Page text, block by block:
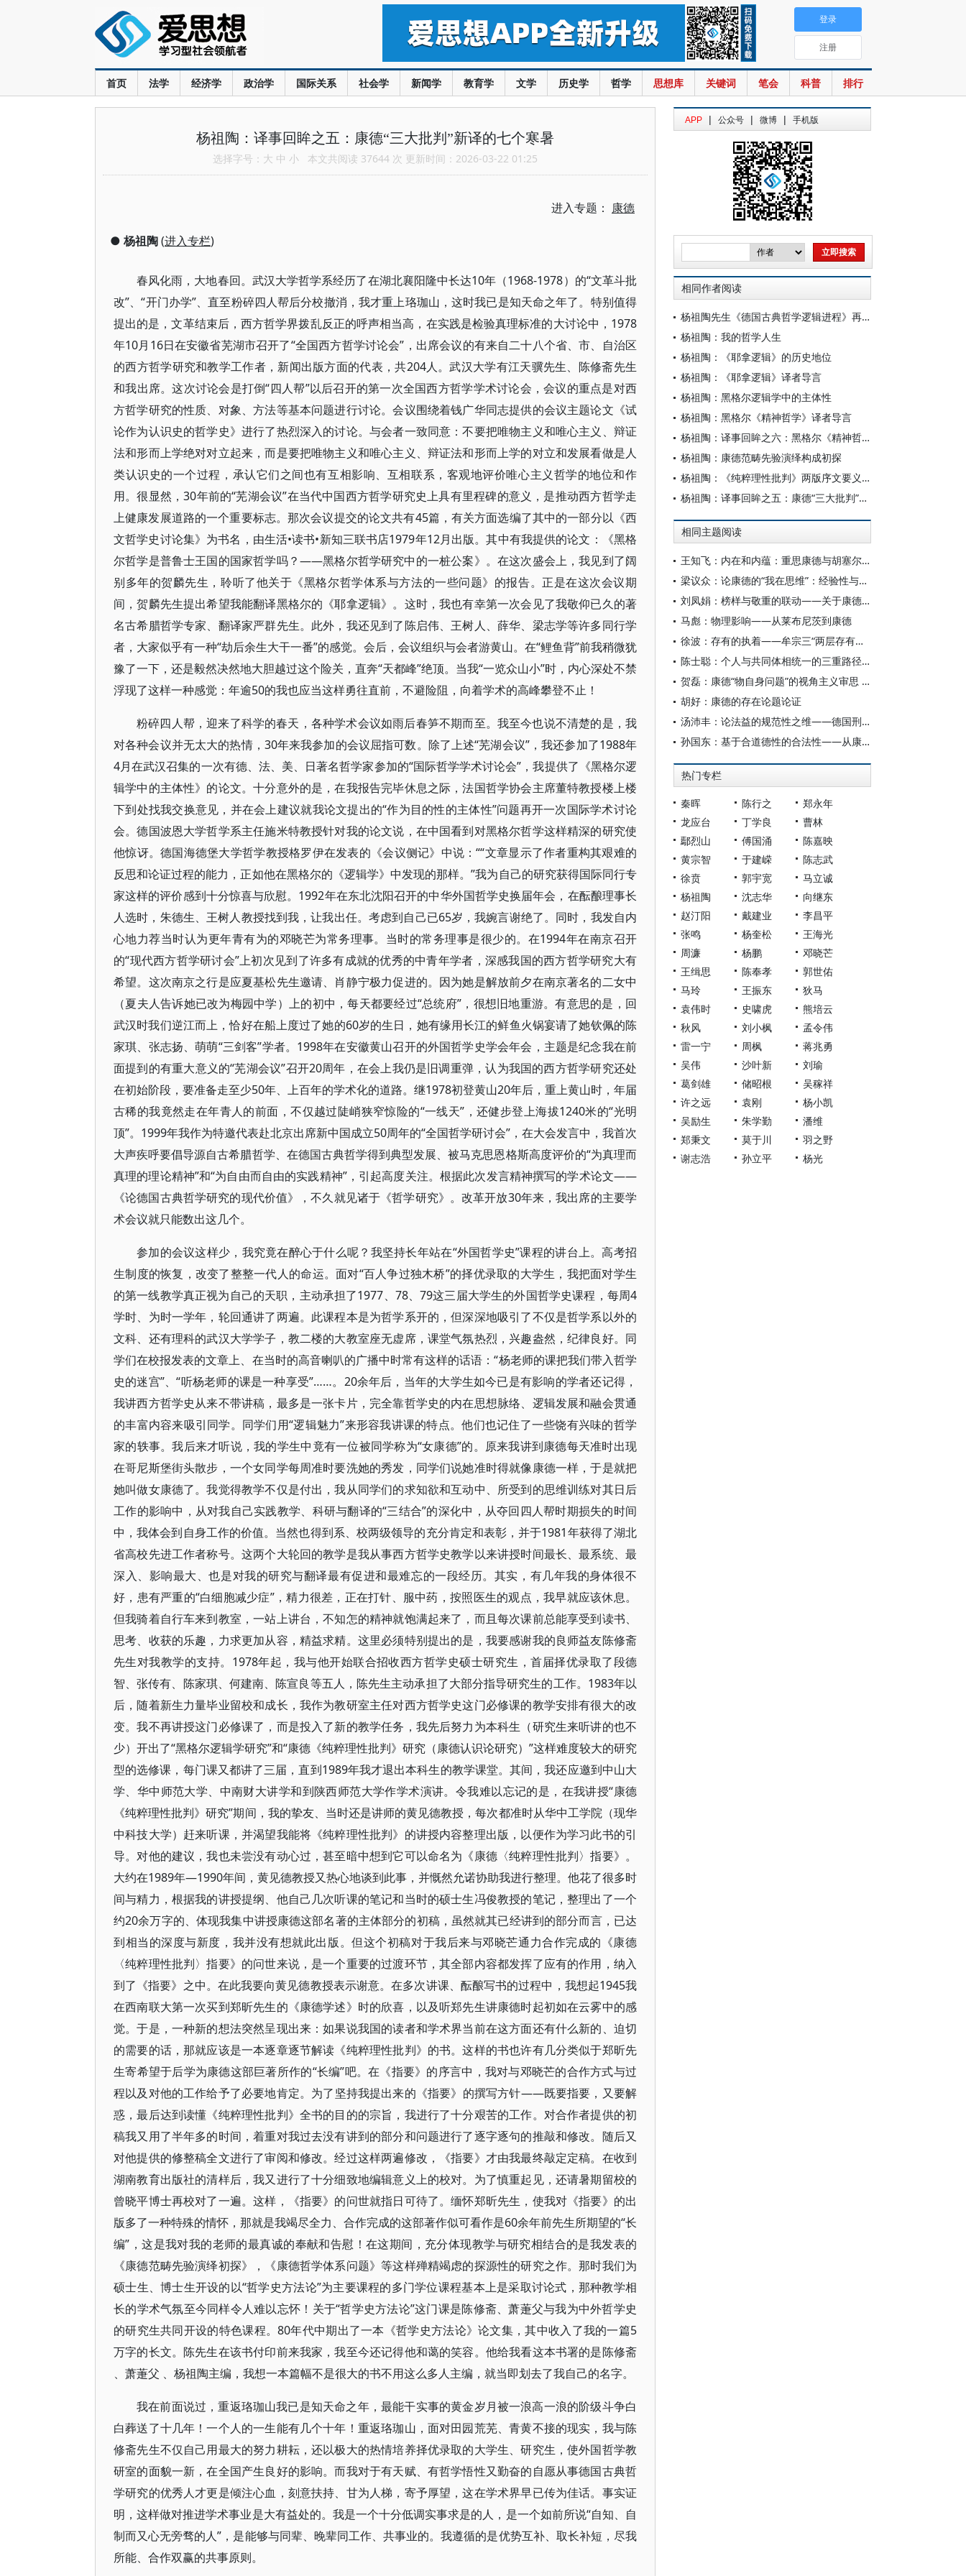
首页 法学 经济学 政治学 国际关系 社会学 新闻学 教育学 文学 历史学 哲学 思想库 关键词 笔会 科普 排行
登录
注册
杨祖陶：译事回眸之五：康德“三大批判”新译的七个寒暑
选择字号： 大 中 小 本文共阅读 37644 次 更新时间：2026-03-22 01:25
进入专题： 康德
● 杨祖陶(进入专栏)
春风化雨，大地春回。武汉大学哲学系经历了在湖北襄阳隆中长达10年（1968-1978）的“文革斗批
改”、“开门办学”、直至粉碎四人帮后分校撤消，我才重上珞珈山，这时我已是知天命之年了。特别值得
提出的是，文革结束后，西方哲学界拨乱反正的呼声相当高，在实践是检验真理标准的大讨论中，1978
年10月16日在安徽省芜湖市召开了“全国西方哲学讨论会”，出席会议的有来自二十八个省、市、自治区
的西方哲学研究和教学工作者，新闻出版方面的代表，共204人。武汉大学有江天骥先生、陈修斋先生
和我出席。这次讨论会是打倒“四人帮”以后召开的第一次全国西方哲学学术讨论会，会议的重点是对西
方哲学研究的性质、对象、方法等基本问题进行讨论。会议围绕着钱广华同志提供的会议主题论文《试
论作为认识史的哲学史》进行了热烈深入的讨论。与会者一致同意：不要把唯物主义和唯心主义、辩证
法和形而上学绝对对立起来，而是要把唯物主义和唯心主义、辩证法和形而上学的对立和发展看做是人
类认识史的一个过程，承认它们之间也有互相影响、互相联系，客观地评价唯心主义哲学的地位和作
用。很显然，30年前的“芜湖会议”在当代中国西方哲学研究史上具有里程碑的意义，是推动西方哲学走
上健康发展道路的一个重要标志。那次会议提交的论文共有45篇，有关方面选编了其中的一部分以《西
文哲学史讨论集》为书名，由生活•读书•新知三联书店1979年12月出版。其中有我提供的论文：《黑格
尔哲学是普鲁士王国的国家哲学吗？——黑格尔哲学研究中的一桩公案》。在这次盛会上，我见到了阔
别多年的贺麟先生，聆听了他关于《黑格尔哲学体系与方法的一些问题》的报告。正是在这次会议期
间，贺麟先生提出希望我能翻译黑格尔的《耶拿逻辑》。这时，我也有幸第一次会见了我敬仰已久的著
名古希腊哲学专家、翻译家严群先生。此外，我还见到了陈启伟、王树人、薛华、梁志学等许多同行学
者，大家似乎有一种“劫后余生大干一番”的感觉。会后，会议组织与会者游黄山。在“鲤鱼背”前我稍微犹
豫了一下，还是毅然决然地大胆越过这个险关，直奔“天都峰”绝顶。当我“一览众山小”时，内心深处不禁
浮现了这样一种感觉：年逾50的我也应当这样勇往直前，不避险阻，向着学术的高峰攀登不止！
粉碎四人帮，迎来了科学的春天，各种学术会议如雨后春笋不期而至。我至今也说不清楚的是，我
对各种会议并无太大的热情，30年来我参加的会议屈指可数。除了上述“芜湖会议”，我还参加了1988年
4月在武汉召集的一次有德、法、美、日著名哲学家参加的“国际哲学学术讨论会”，我提供了《黑格尔逻
辑学中的主体性》的论文。十分意外的是，在我报告完毕休息之际，法国哲学协会主席董特教授楼上楼
下到处找我交换意见，并在会上建议就我论文提出的“作为目的性的主体性”问题再开一次国际学术讨论
会。德国波恩大学哲学系主任施米特教授针对我的论文说，在中国看到对黑格尔哲学这样精深的研究使
他惊讶。德国海德堡大学哲学教授格罗伊在发表的《会议侧记》中说：““文章显示了作者重构其艰难的
反思和论证过程的能力，正如他在黑格尔的《逻辑学》中发现的那样。”我为自己的研究获得国际同行专
家这样的评价感到十分惊喜与欣慰。1992年在东北沈阳召开的中华外国哲学史换届年会，在酝酿理事长
人选时，朱德生、王树人教授找到我，让我出任。考虑到自己已65岁，我婉言谢绝了。同时，我发自内
心地力荐当时认为更年青有为的邓晓芒为常务理事。当时的常务理事是很少的。在1994年在南京召开
的“现代西方哲学研讨会”上初次见到了许多有成就的优秀的中青年学者，深感我国的西方哲学研究大有
希望。这次南京之行是应夏基松先生邀请、肖静宁极力促进的。因为她是解放前夕在南京著名的二女中
（夏夫人告诉她已改为梅园中学）上的初中，每天都要经过“总统府”，很想旧地重游。有意思的是，回
武汉时我们逆江而上，恰好在船上度过了她的60岁的生日，她有缘用长江的鲜鱼火锅宴请了她钦佩的陈
家琪、张志扬、萌萌“三剑客”学者。1998年在安徽黄山召开的外国哲学史学会年会，主题是纪念我在前
面提到的有重大意义的“芜湖会议”召开20周年，在会上我仍是旧调重弹，认为我国的西方哲学研究还处
在初始阶段，要准备走至少50年、上百年的学术化的道路。继1978初登黄山20年后，重上黄山时，年届
古稀的我竟然走在年青人的前面，不仅越过陡峭狭窄惊险的“一线天”，还健步登上海拔1240米的“光明
顶”。1999年我作为特邀代表赴北京出席新中国成立50周年的“全国哲学研讨会”，在大会发言中，我首次
大声疾呼要倡导源自古希腊哲学、在德国古典哲学得到典型发展、被马克思恩格斯高度评价的“为真理而
真理的理论精神”和“为自由而自由的实践精神”，引起高度关注。根据此次发言精神撰写的学术论文——
《论德国古典哲学研究的现代价值》，不久就见诸于《哲学研究》。改革开放30年来，我出席的主要学
术会议就只能数出这几个。
参加的会议这样少，我究竟在醉心于什么呢？我坚持长年站在“外国哲学史”课程的讲台上。高考招
生制度的恢复，改变了整整一代人的命运。面对“百人争过独木桥”的择优录取的大学生，我把面对学生
的第一线教学真正视为自己的天职，主动承担了1977、78、79这三届大学生的外国哲学史课程，每周4
学时、为时一学年，轮回通讲了两遍。此课程本是为哲学系开的，但深深地吸引了不仅是哲学系以外的
文科、还有理科的武汉大学学子，教二楼的大教室座无虚席，课堂气氛热烈，兴趣盎然，纪律良好。同
学们在校报发表的文章上、在当时的高音喇叭的广播中时常有这样的话语：“杨老师的课把我们带入哲学
史的迷宫”、“听杨老师的课是一种享受”……。20余年后，当年的大学生如今已是有影响的学者还记得，
我讲西方哲学史从来不带讲稿，最多是一张卡片，完全靠哲学史的内在思想脉络、逻辑发展和融会贯通
的丰富内容来吸引同学。同学们用“逻辑魅力”来形容我讲课的特点。他们也记住了一些饶有兴味的哲学
家的轶事。我后来才听说，我的学生中竟有一位被同学称为“女康德”的。原来我讲到康德每天准时出现
在哥尼斯堡街头散步，一个女同学每周准时要洗她的秀发，同学们说她准时得就像康德一样，于是就把
她叫做女康德了。我觉得教学不仅是付出，我从同学们的求知欲和互动中、所受到的思维训练对其日后
工作的影响中，从对我自己实践教学、科研与翻译的“三结合”的深化中，从夺回四人帮时期损失的时间
中，我体会到自身工作的价值。当然也得到系、校两级领导的充分肯定和表彰，并于1981年获得了湖北
省高校先进工作者称号。这两个大轮回的教学是我从事西方哲学史教学以来讲授时间最长、最系统、最
深入、影响最大、也是对我的研究与翻译最有促进和最难忘的一段经历。其实，有几年我的身体很不
好，患有严重的“白细胞减少症”，精力很差，正在打针、服中药，按照医生的观点，我早就应该休息。
但我骑着自行车来到教室，一站上讲台，不知怎的精神就饱满起来了，而且每次课前总能享受到读书、
思考、收获的乐趣，力求更加从容，精益求精。这里必须特别提出的是，我要感谢我的良师益友陈修斋
先生对我教学的支持。1978年起，我与他开始联合招收西方哲学史硕士研究生，首届择优录取了段德
智、张传有、陈家琪、何建南、陈宣良等五人，陈先生主动承担了大部分指导研究生的工作。1983年以
后，随着新生力量毕业留校和成长，我作为教研室主任对西方哲学史这门必修课的教学安排有很大的改
变。我不再讲授这门必修课了，而是投入了新的教学任务，我先后努力为本科生（研究生来听讲的也不
少）开出了“黑格尔逻辑学研究”和“康德《纯粹理性批判》研究（康德认识论研究）”这样难度较大的研究
型的选修课，每门课又都讲了三届，直到1989年我才退出本科生的教学课堂。其间，我还应邀到中山大
学、华中师范大学、中南财大讲学和到陕西师范大学作学术演讲。令我难以忘记的是，在我讲授“康德
《纯粹理性批判》研究”期间，我的挚友、当时还是讲师的黄见德教授，每次都准时从华中工学院（现华
中科技大学）赶来听课，并渴望我能将《纯粹理性批判》的讲授内容整理出版，以便作为学习此书的引
导。对他的建议，我也未尝没有动心过，甚至暗中想到它可以命名为《康德〈纯粹理性批判〉指要》。
大约在1989年—1990年间，黄见德教授又热心地谈到此事，并慨然允诺协助我进行整理。他花了很多时
间与精力，根据我的讲授提纲、他自己几次听课的笔记和当时的硕士生冯俊教授的笔记，整理出了一个
约20余万字的、体现我集中讲授康德这部名著的主体部分的初稿，虽然就其已经讲到的部分而言，已达
到相当的深度与新度，我并没有想就此出版。但这个初稿对于我后来与邓晓芒通力合作完成的《康德
〈纯粹理性批判〉指要》的问世来说，是一个重要的过渡环节，其全部内容都发挥了应有的作用，纳入
到了《指要》之中。在此我要向黄见德教授表示谢意。在多次讲课、酝酿写书的过程中，我想起1945我
在西南联大第一次买到郑昕先生的《康德学述》时的欣喜，以及听郑先生讲康德时起初如在云雾中的感
觉。于是，一种新的想法突然呈现出来：如果说我国的读者和学术界当前在这方面还有什么新的、迫切
的需要的话，那就应该是一本逐章逐节解读《纯粹理性批判》的书。这样的书也许有几分类似于郑昕先
生寄希望于后学为康德这部巨著所作的“长编”吧。在《指要》的序言中，我对与邓晓芒的合作方式与过
程以及对他的工作给予了必要地肯定。为了坚持我提出来的《指要》的撰写方针——既要指要，又要解
惑，最后达到读懂《纯粹理性批判》全书的目的的宗旨，我进行了十分艰苦的工作。对合作者提供的初
稿我又用了半年多的时间，着重对我过去没有讲到的部分和问题进行了逐字逐句的推敲和修改。随后又
对他提供的修整稿全文进行了审阅和修改。经过这样两遍修改，《指要》才由我最终敲定定稿。在收到
湖南教育出版社的清样后，我又进行了十分细致地编辑意义上的校对。为了慎重起见，还请暑期留校的
曾晓平博士再校对了一遍。这样，《指要》的问世就指日可待了。缅怀郑昕先生，使我对《指要》的出
版多了一种特殊的情怀，那就是我竭尽全力、合作完成的这部著作似可看作是60余年前先生所期望的“长
编”，这是我对我的老师的最真诚的奉献和告慰！在这期间，充分体现教学与研究相结合的是我发表的
《康德范畴先验演绎初探》，《康德哲学体系问题》等这样殚精竭虑的探源性的研究之作。那时我们为
硕士生、博士生开设的以“哲学史方法论”为主要课程的多门学位课程基本上是采取讨论式，那种教学相
长的学术气氛至今同样令人难以忘怀！关于“哲学史方法论”这门课是陈修斋、萧萐父与我为中外哲学史
的研究生共同开设的特色课程。80年代中期出了一本《哲学史方法论》论文集，其中收入了我的一篇5
万字的长文。陈先生在该书付印前来我家，我至今还记得他和蔼的笑容。他给我看这本书署的是陈修斋
、萧萐父 、杨祖陶主编，我想一本篇幅不是很大的书不用这么多人主编，就当即划去了我自己的名字。
我在前面说过，重返珞珈山我已是知天命之年，最能干实事的黄金岁月被一浪高一浪的阶级斗争白
白葬送了十几年！一个人的一生能有几个十年！重返珞珈山，面对田园荒芜、青黄不接的现实，我与陈
修斋先生不仅自己用最大的努力耕耘，还以极大的热情培养择优录取的大学生、研究生，使外国哲学教
研室的面貌一新，在全国产生良好的影响。而我对于有天赋、有哲学悟性又勤奋的自愿从事德国古典哲
学研究的优秀人才更是倾注心血，刻意扶持、甘为人梯，寄予厚望，这在学术界早已传为佳话。事实证
明，这样做对推进学术事业是大有益处的。我是一个十分低调实事求是的人，是一个如前所说“自知、自
制而又心无旁骛的人”，是能够与同辈、晚辈同工作、共事业的。我遵循的是优势互补、取长补短，尽我
所能、合作双赢的共事原则。
APP | 公众号 | 微博 | 手机版
相同作者阅读
杨祖陶先生《德国古典哲学逻辑进程》再版
杨祖陶：我的哲学人生
杨祖陶：《耶拿逻辑》的历史地位
杨祖陶：《耶拿逻辑》译者导言
杨祖陶：黑格尔逻辑学中的主体性
杨祖陶：黑格尔《精神哲学》译者导言
杨祖陶：译事回眸之六：黑格尔《精神哲学》首译的漫长岁月
杨祖陶：康德范畴先验演绎构成初探
杨祖陶：《纯粹理性批判》两版序文要义剖析
杨祖陶：译事回眸之五：康德“三大批判”新译的七个寒暑
相同主题阅读
王知飞：内在和内蕴：重思康德与胡塞尔超越论之差别
梁议众：论康德的“我在思维”：经验性与先天性何以不相容
刘凤娟：榜样与敬重的联动——关于康德道德驱动问题的一项推进性研究
马彪：物理影响——从莱布尼茨到康德
徐波：存有的执着——牟宗三“两层存有论”中的佛学与康德
陈士聪：个人与共同体相统一的三重路径：康德、黑格尔与阿多诺
贺磊：康德“物自身问题”的视角主义审思 —— 兼评牟宗三与李明辉的阐释
胡好：康德的存在论题论证
汤沛丰：论法益的规范性之维——德国刑事法益理论的新康德主义转向及康德式反思
孙国东：基于合道德性的合法性——从康德到哈贝马斯
热门专栏
秦晖 陈行之
郑永年
龙应台
丁学良
曹林
鄢烈山
傅国涌
陈嘉映
黄宗智
于建嵘
陈志武
徐贲
郭宇宽
马立诚
杨祖陶
沈志华
向继东
赵汀阳
戴建业
李昌平
张鸣
杨奎松
王海光
周濂
杨鹏
邓晓芒
王缉思
陈奉孝
郭世佑
马玲
王振东
狄马
袁伟时
史啸虎
熊培云
秋风
刘小枫
孟令伟
雷一宁
周枫
蒋兆勇
吴伟
沙叶新
刘瑜
葛剑雄
储昭根
吴稼祥
许之远
袁刚
杨小凯
吴励生
朱学勤
潘维
郑秉文
莫于川
羽之野
谢志浩
孙立平 杨光